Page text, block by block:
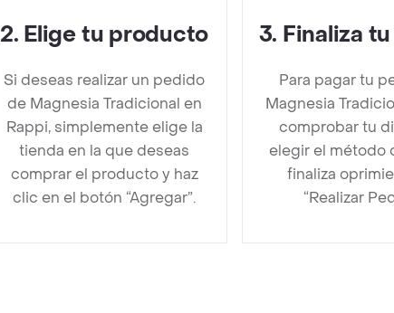
2. Elige tu producto
Si deseas realizar un pedido
de Magnesia Tradicional en
Rappi, simplemente elige la
tienda en la que deseas
comprar el producto y haz
clic en el botón “Agregar”.
3. Finaliza
Para pagar tu
Magnesia
comprobar tu
elegir el método
finaliza
“Realizar